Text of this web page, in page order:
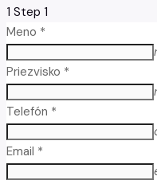
1 Step 1
Meno *
Priezvisko *
Telefón *
Email *